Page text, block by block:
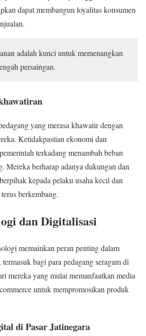
dapat membangun loyalitas konsumen
adalah kunci untuk memenangkan
persaingan.
yang merasa khawatir dengan
Ketidakpastian ekonomi dan
terkadang menambah beban
Mereka berharap adanya dukungan dan
kepada pelaku usaha kecil dan
berkembang.
dan Digitalisasi
memainkan peran penting dalam
bagi para pedagang seragam di
mereka yang mulai memanfaatkan media
untuk mempromosikan produk
di Pasar Jatinegara